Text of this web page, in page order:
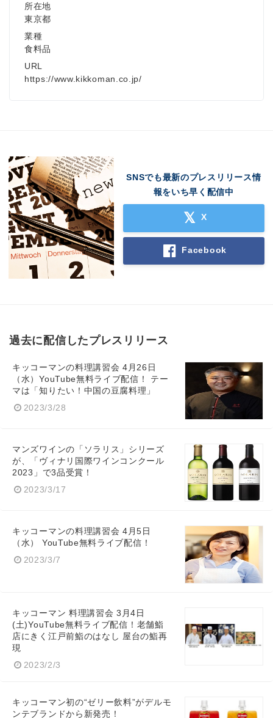
所在地
東京都
業種
食料品
URL
https://www.kikkoman.co.jp/
SNSでも最新のプレスリリース情
報をいち早く配信中
X
Facebook
過去に配信したプレスリリース
キッコーマンの料理講習会 4月26日
（水）YouTube無料ライブ配信！ テー
マは「知りたい！中国の豆腐料理」
2023/3/28
マンズワインの「ソラリス」シリーズ
が、「ヴィナリ国際ワインコンクール
2023」で3品受賞！
2023/3/17
キッコーマンの料理講習会 4月5日
（水） YouTube無料ライブ配信！
2023/3/7
キッコーマン 料理講習会 3月4日
(土)YouTube無料ライブ配信！老舗鮨
店にきく江戸前鮨のはなし 屋台の鮨再
現
2023/2/3
キッコーマン初の“ゼリー飲料”がデルモ
ンテブランドから新発売！